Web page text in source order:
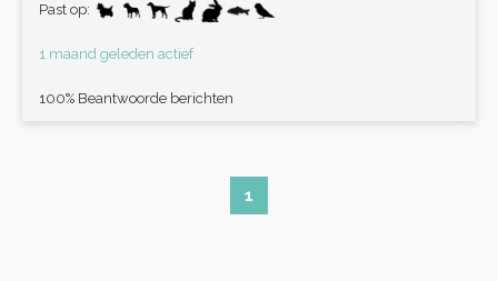
Past op:
1 maand geleden actief
100% Beantwoorde berichten
1